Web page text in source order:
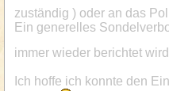
zuständig ) oder an das
Ein generelles
immer wieder berichtet
Ich hoffe ich konnte den